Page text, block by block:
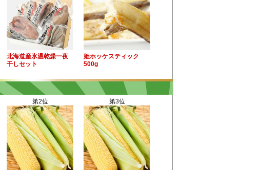
北海道産氷温乾燥一夜
干しセット
姫ホッケスティック
500g
第2位 第3位